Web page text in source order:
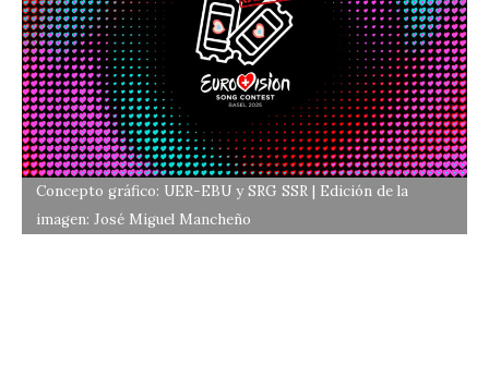
Concepto gráfico: UER-EBU y SRG SSR | Edición de la
imagen: José Miguel Mancheño